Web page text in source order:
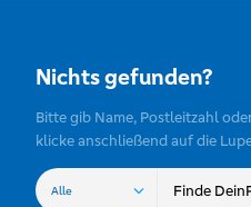
Nichts gefunden?
Bitte gib Name, Postleitzahl
klicke anschließend auf die